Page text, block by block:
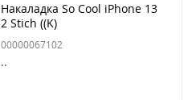
Накаладка So Cool iPhone 13
2 Stich ((K)
00000067102
..